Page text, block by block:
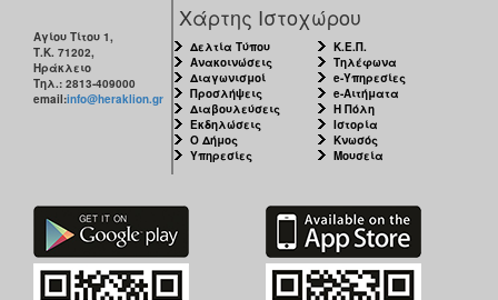
Αγίου Τίτου 1,
Τ.Κ. 71202,
Ηράκλειο
Τηλ.: 2813-409000
email:info@heraklion.gr
Χάρτης Ιστοχώρου
Δελτία Τύπου
Ανακοινώσεις
Διαγωνισμοί
Προσλήψεις
Διαβουλεύσεις
Εκδηλώσεις
Ο Δήμος
Υπηρεσίες
Κ.Ε.Π.
Τηλέφωνα
e-Υπηρεσίες
e-Αιτήματα
Η Πόλη
Ιστορία
Κνωσός
Μουσεία